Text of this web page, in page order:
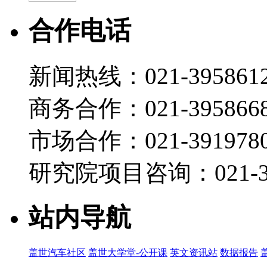
合作电话
新闻热线：021-
商务合作：021-
市场合作：021-
研究院项目咨询：021-
站内导航
盖世汽车社区 盖世大学堂-公开课 英文资讯站 数据报告